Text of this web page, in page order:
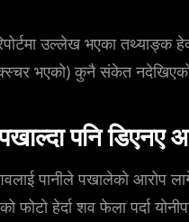
उल्लेख भएका तथ्याङ्क
भएको) कुनै संकेत
पनि
पानीले पखालेको आरोप
फोटो हेर्दा शव फेला पर्दा